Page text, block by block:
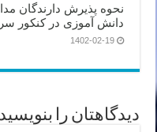
نحوه پذیرش دارندگان
دانش آموزی در کنکور
1402-02-19
دیدگاهتان را بنویسید